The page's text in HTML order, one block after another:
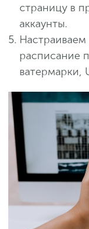
страницу в
аккаунты.
расписание
ватермарки,